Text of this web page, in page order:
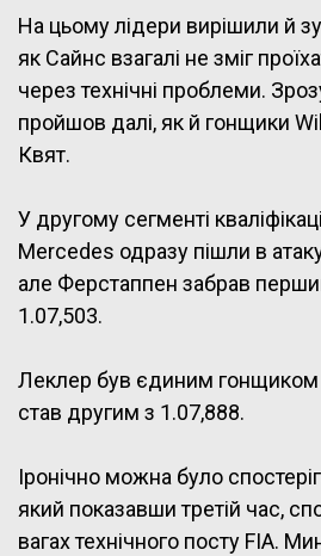
На цьому лідери вирішили й
як Сайнс взагалі не зміг
через технічні проблеми.
пройшов далі, як й гонщики
Квят.
У другому сегменті
Mercedes одразу пішли в
але Ферстаппен забрав
1.07,503.
Леклер був єдиним гонщиком
став другим з 1.07,888.
Іронічно можна було
який показавши третій час,
вагах технічного посту FIA.